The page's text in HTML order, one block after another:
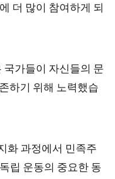
더 많이 참여하게 되
국가들이 자신들의 문
하기 위해 노력했습
화 과정에서 민족주
립 운동의 중요한 동